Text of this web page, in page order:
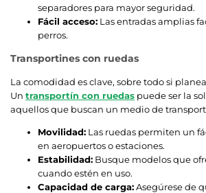
separadores para mayor seguridad.
Fácil acceso: Las entradas amplias
perros.
Transportines con ruedas
La comodidad es clave, sobre todo si
Un transportín con ruedas puede ser la
aquellos que buscan un medio de
Movilidad: Las ruedas permiten un
en aeropuertos o estaciones.
Estabilidad: Busque modelos que
cuando estén en uso.
Capacidad de carga:Asegúrese de